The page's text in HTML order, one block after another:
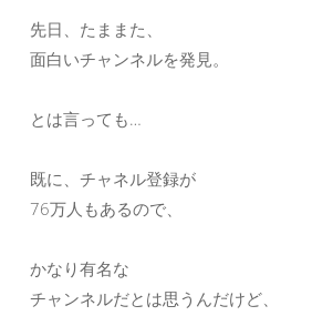
先日、たままた、
面白いチャンネルを発見。
とは言っても…
既に、チャネル登録が
76万人もあるので、
かなり有名な
チャンネルだとは思うんだけど、